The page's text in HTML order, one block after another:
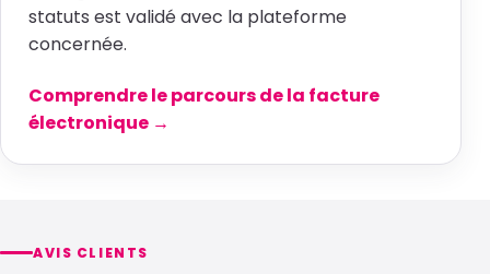
statuts est validé avec la plateforme
concernée.
Comprendre le parcours de la facture
électronique →
AVIS CLIENTS